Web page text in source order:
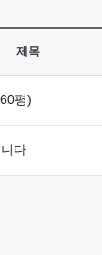
제목
평)
다